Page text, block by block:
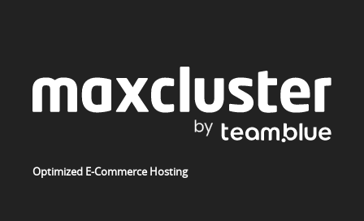
Optimized E-Commerce Hosting